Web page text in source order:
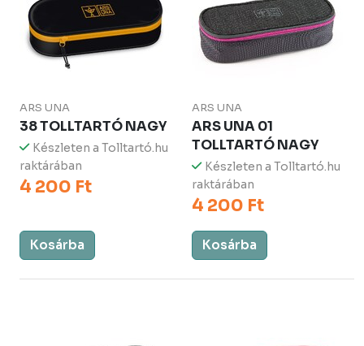
ARS UNA
38 TOLLTARTÓ NAGY
Készleten a Tolltartó.hu
raktárában
4 200 Ft
Kosárba
ARS UNA
ARS UNA 01
TOLLTARTÓ NAGY
Készleten a Tolltartó.hu
raktárában
4 200 Ft
Kosárba